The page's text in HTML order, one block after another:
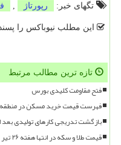
تگهای خبر:
رپورتاژ
این مطلب نیوباکس را
تازه ترین مطالب مرتبط
فتح مقاومت کلیدی بورس
فهرست قیمت خرید مسکن در منطقه ۴ تهران
بازگشت تدریجی کارهای تولیدی
قیمت طلا و سکه در انتها هفته ۲۶ تیر ۱۴۰۵ بازار با چه نرخی بسته شد؟